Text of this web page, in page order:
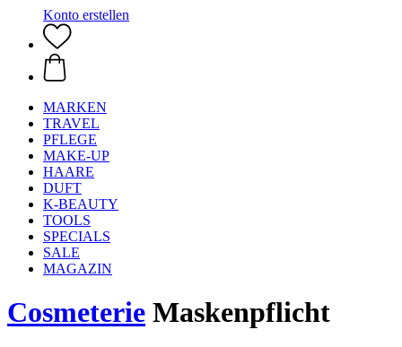
Konto erstellen
MARKEN
TRAVEL
PFLEGE
MAKE-UP
HAARE
DUFT
K-BEAUTY
TOOLS
SPECIALS
SALE
MAGAZIN
Cosmeterie Maskenpflicht